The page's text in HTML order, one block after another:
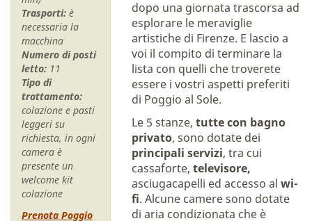
Trasporti: è
necessaria la
macchina
Numero di posti
letto: 11
Tipo di
trattamento:
colazione e pasti
leggeri su
richiesta, in ogni
camera è
presente un
welcome kit
colazione
Prenota Poggio
dopo una giornata trascorsa ad
esplorare le meraviglie
artistiche di Firenze. E lascio a
voi il compito di terminare la
lista con quelli che troverete
essere i vostri aspetti preferiti
di Poggio al Sole.
Le 5 stanze,tutte con bagno
privato, sono dotate dei
principali servizi, tra cui
cassaforte,televisore,
asciugacapelli ed accesso alwi-
fi. Alcune camere sono dotate
di aria condizionata che è